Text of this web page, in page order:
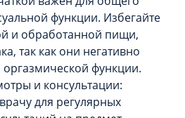
функции. Избегайте
и обработанной пищи,
так как они негативно
оргазмической функции.
и консультации:
для регулярных